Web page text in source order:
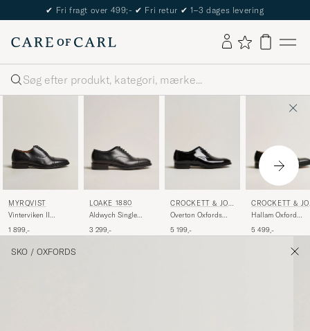
The Care of Carl Passport
Søg
MYRQVIST
Vinterviken II
1 899,-
LOAKE 1880
Aldwych Single
3 299,-
CROCKETT & JON
ES
Overton Oxfords
5 199,-
CROCKETT &
ES
Hallam Oxford
5 499,-
SKO / OXFORDS